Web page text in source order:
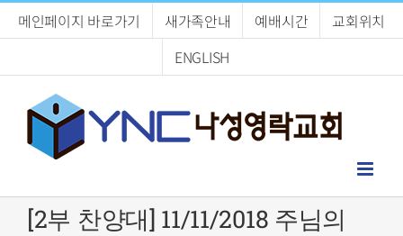
메인페이지 바로가기 새가족안내 예배시간
교회위치
ENGLISH
[2부 찬양대] 11/11/2018 주님의